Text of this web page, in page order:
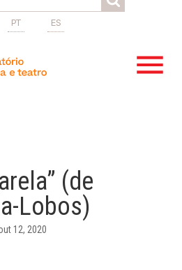
PT ES
(de
Lobos)
12, 2020